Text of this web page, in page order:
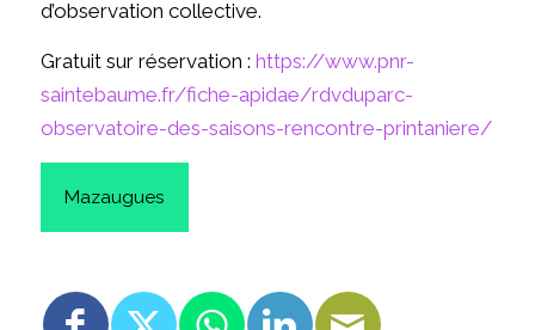
d’observation collective.
Gratuit sur réservation : https://www.pnr-
saintebaume.fr/fiche-apidae/rdvduparc-
observatoire-des-saisons-rencontre-printaniere/
Mazaugues